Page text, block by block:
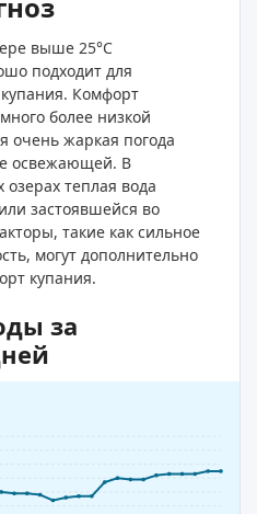
выше 25°C
подходит для
Комфорт
более низкой
очень жаркая погода
освежающей. В
теплая вода
застоявшейся во
такие как сильное
могут дополнительно
купания.
за